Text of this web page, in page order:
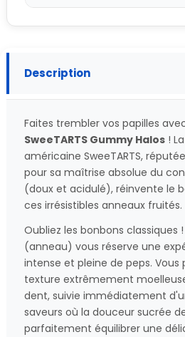
Description
Faites trembler vos papilles
SweeTARTS Gummy Halos !
américaine SweeTARTS,
pour sa maîtrise absolue du
(doux et acidulé), réinvente le
ces irrésistibles anneaux fruités.
Oubliez les bonbons classiques
(anneau) vous réserve une
intense et pleine de peps.
texture extrêmement
dent, suivie immédiatement
saveurs où la douceur sucrée
parfaitement équilibrer une